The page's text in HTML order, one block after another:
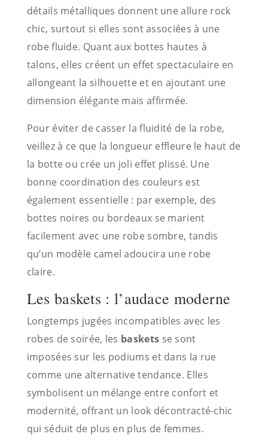
détails métalliques donnent une allure rock
chic, surtout si elles sont associées à une
robe fluide. Quant aux bottes hautes à
talons, elles créent un effet spectaculaire en
allongeant la silhouette et en ajoutant une
dimension élégante mais affirmée.
Pour éviter de casser la fluidité de la robe,
veillez à ce que la longueur effleure le haut de
la botte ou crée un joli effet plissé. Une
bonne coordination des couleurs est
également essentielle : par exemple, des
bottes noires ou bordeaux se marient
facilement avec une robe sombre, tandis
qu’un modèle camel adoucira une robe
claire.
Les baskets : l’audace moderne
Longtemps jugées incompatibles avec les
robes de soirée, les baskets se sont
imposées sur les podiums et dans la rue
comme une alternative tendance. Elles
symbolisent un mélange entre confort et
modernité, offrant un look décontracté-chic
qui séduit de plus en plus de femmes.